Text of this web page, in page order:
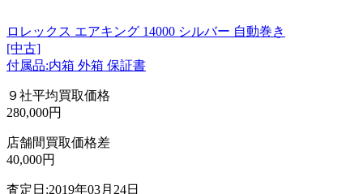
ロレックス エアキング 14000 シルバー 自動巻き
[中古]
付属品:内箱 外箱 保証書
９社平均買取価格
280,000円
店舗間買取価格差
40,000円
査定日:2019年03月24日